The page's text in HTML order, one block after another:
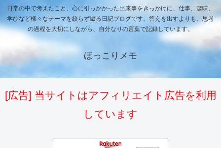
日常の中で考えたこと、心に引っかかった出来事をきっかけに、仕事、趣味、
学びなど様々なテーマを絞らず綴る日記ブログです。答えを出すよりも、思考
の過程を大切にしながら、自分なりの言葉で記録しています。
ほっこりメモ
[広告] 当サイトはアフィリエイト広告を利用
しています